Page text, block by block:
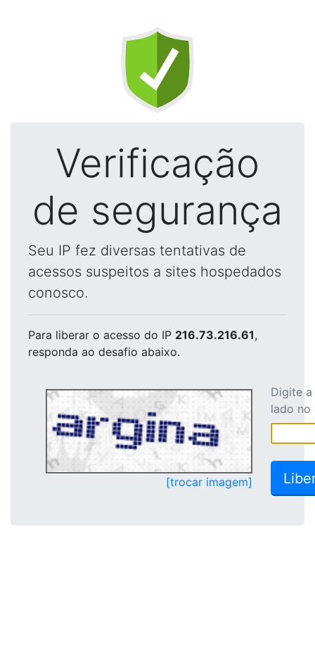
Verificação
de segurança
Seu IP fez diversas tentativas de
acessos suspeitos a sites hospedados
conosco.
Para liberar o acesso do IP 216.73.216.61,
responda ao desafio abaixo.
[trocar imagem]
Digite
lado no